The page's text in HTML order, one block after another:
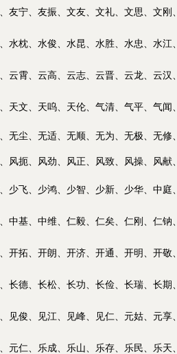
友宁、友振、文友、文礼、文思、文刚、
水枕、水俊、水昆、水胜、水忠、水江、
云霄、云高、云志、云晋、云龙、云汉、
天文、 天呜、天伦、气清、气平、气闻、
无尘、 无适、无顺、无为、无极、无修、
风扼、 风劲、风正、风致、风操、风献、
少飞、少鸿、少智、少新、少华、中庭、
中基、中维、仁毅、仁矣、仁刚、仁钠、
开拓、 开朗、开济、开通、开明、开敬、
长德、长松、长功、长俭、长瑞、长期、
见俊、见江、见峰、见仁、元姑、元享、
元仁、乐成、乐山、乐存、乐民、乐天、